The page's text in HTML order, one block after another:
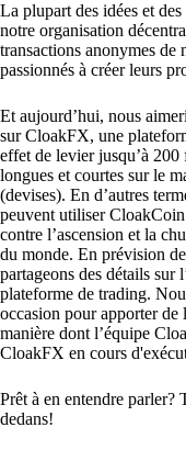
La plupart des idées et
notre organisation
transactions anonymes de
passionnés à créer leurs
Et aujourd’hui, nous
sur CloakFX, une
effet de levier jusqu’à
longues et courtes sur le
(devises). En d’autres
peuvent utiliser
contre l’ascension et la
du monde. En prévision
partageons des détails sur
plateforme de trading.
occasion pour apporter de
manière dont l’équipe
CloakFX en cours
Prêt à en entendre parler?
dedans!